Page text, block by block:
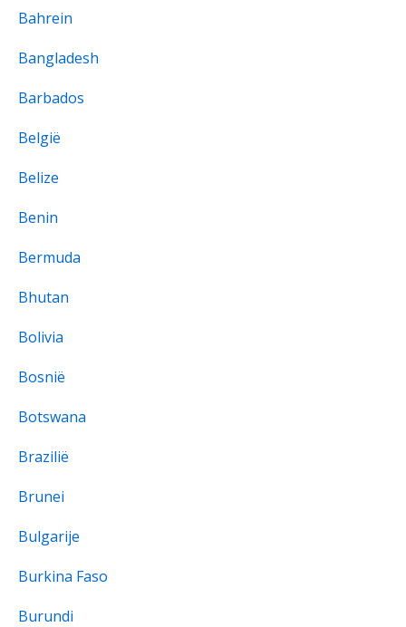
Bahrein
Bangladesh
Barbados
België
Belize
Benin
Bermuda
Bhutan
Bolivia
Bosnië
Botswana
Brazilië
Brunei
Bulgarije
Burkina Faso
Burundi